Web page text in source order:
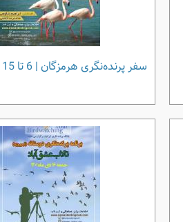
سفر پرنده‌نگری هرمزگان | 6 تا 15 بهمن 1401